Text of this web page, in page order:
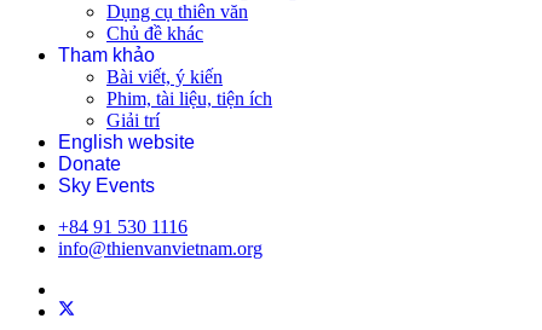
Dụng cụ thiên văn
Chủ đề khác
Tham khảo
Bài viết, ý kiến
Phim, tài liệu, tiện ích
Giải trí
English website
Donate
Sky Events
+84 91 530 1116
info@thienvanvietnam.org